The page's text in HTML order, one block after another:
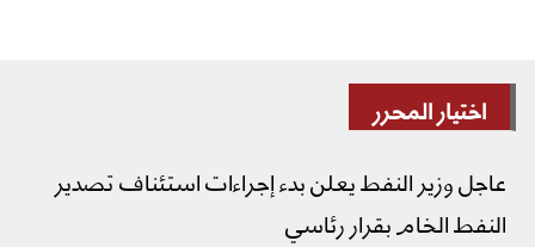
اختيار المحرر
عاجل وزير النفط يعلن بدء إجراءات استئناف تصدير
النفط الخام بقرار رئاسي